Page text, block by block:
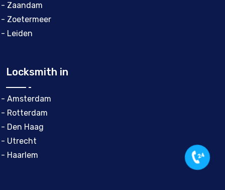
- Zaandam
- Zoetermeer
- Leiden
Locksmith in
- Amsterdam
- Rotterdam
- Den Haag
- Utrecht
- Haarlem